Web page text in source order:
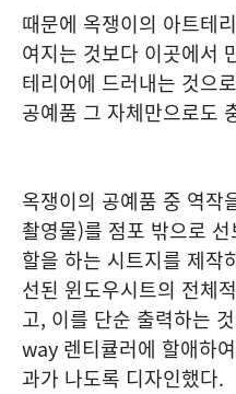
때문에 옥쟁이의 아트테
여지는 것보다 이곳에서
테리어에 드러내는 것으
공예품 그 자체만으로도
옥쟁이의 공예품 중 역작
촬영물)를 점포 밖으로
할을 하는 시트지를 제
선된 윈도우시트의 전체
고, 이를 단순 출력하는
way 렌티큘러에 할애하
과가 나도록 디자인했다.